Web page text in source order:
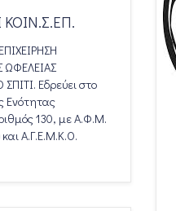
ΩΦΕΛΕΙΑΣ
Εδρεύει στο
Ενότητας
130, με Α.Φ.Μ.
Α.Γ.Ε.Μ.Κ.Ο.